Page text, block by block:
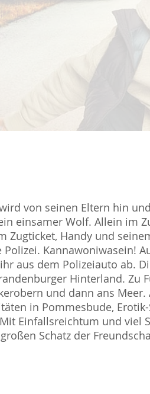
von seinen Eltern hin
einsamer Wolf. Allein im
Zugticket, Handy und
Kannawoniwasein!
aus dem Polizeiauto ab.
Hinterland. Zu
und dann ans
in Pommesbude,
Einfallsreichtum und viel
Schatz der